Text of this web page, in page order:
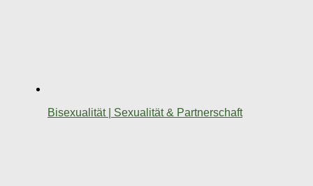
Bisexualität | Sexualität & Partnerschaft